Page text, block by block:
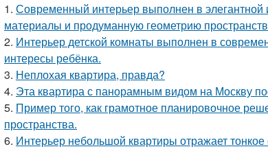
1. Современный интерьер выполнен в элегантной
материалы и продуманную геометрию
2. Интерьер детской комнаты выполнен в
интересы ребёнка.
3. Неплохая квартира, правда?
4. Эта квартира с панорамным видом на Москву
5. Пример того, как грамотное планировочное
пространства.
6. Интерьер небольшой квартиры отражает